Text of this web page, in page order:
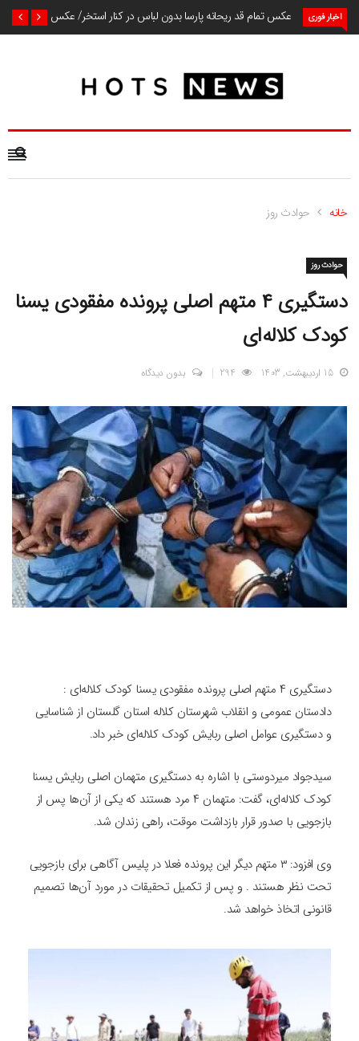
اخبار فوری عکس تمام قد ریحانه پارسا بدون لباس در کنار استخر/ عکس
خانه حوادث روز
حوادث روز
دستگیری ۴ متهم اصلی پرونده مفقودی یسنا
کودک کلاله‌ای
15 اردیبهشت, 1403 بدون دیدگاه
دستگیری ۴ متهم اصلی پرونده مفقودی یسنا کودک کلاله‌ای :
دادستان عمومی و انقلاب شهرستان کلاله استان گلستان از شناسایی
و دستگیری عوامل اصلی ربایش کودک کلاله‌ای خبر داد.
سیدجواد میردوستی با اشاره به دستگیری متهمان اصلی ربایش یسنا
کودک کلاله‌ای، گفت: متهمان ۴ مرد هستند که یکی از آن‌ها پس از
بازجویی با صدور قرار بازداشت موقت، راهی زندان شد.
وی افزود: ۳ متهم دیگر این پرونده فعلا در پلیس آگاهی برای بازجویی
تحت نظر هستند . و پس از تکمیل تحقیقات در مورد آن‌ها تصمیم
قانونی اتخاذ خواهد شد.